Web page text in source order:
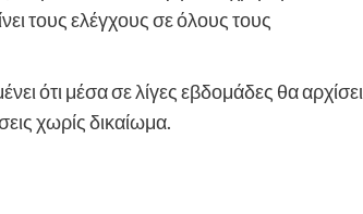
τους ελέγχους σε όλους τους
ότι μέσα σε λίγες εβδομάδες θα αρχίσει
χωρίς δικαίωμα.